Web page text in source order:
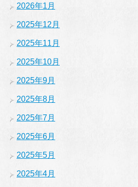
2026年1月
2025年12月
2025年11月
2025年10月
2025年9月
2025年8月
2025年7月
2025年6月
2025年5月
2025年4月